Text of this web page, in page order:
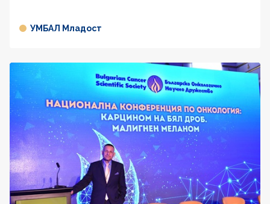
УМБАЛ Младост